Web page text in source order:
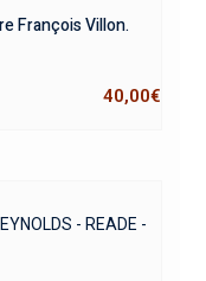
François Villon.
40,00€
- READE -